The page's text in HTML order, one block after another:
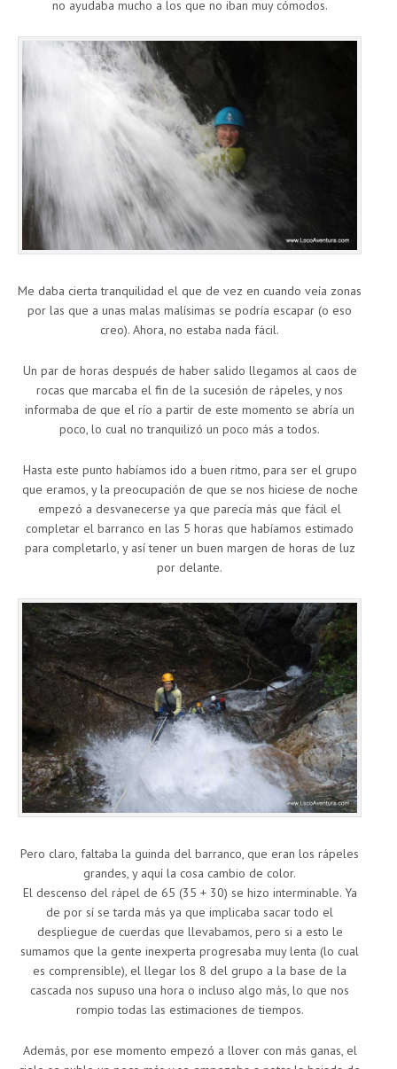
no ayudaba mucho a los que no iban muy cómodos.
Me daba cierta tranquilidad el que de vez en cuando veía zonas
por las que a unas malas malísimas se podría escapar (o eso
creo). Ahora, no estaba nada fácil.
Un par de horas después de haber salido llegamos al caos de
rocas que marcaba el fin de la sucesión de rápeles, y nos
informaba de que el río a partir de este momento se abría un
poco, lo cual no tranquilizó un poco más a todos.
Hasta este punto habíamos ido a buen ritmo, para ser el grupo
que eramos, y la preocupación de que se nos hiciese de noche
empezó a desvanecerse ya que parecía más que fácil el
completar el barranco en las 5 horas que habíamos estimado
para completarlo, y así tener un buen margen de horas de luz
por delante.
Pero claro, faltaba la guinda del barranco, que eran los rápeles
grandes, y aquí la cosa cambio de color.
El descenso del rápel de 65 (35 + 30) se hizo interminable. Ya
de por sí se tarda más ya que implicaba sacar todo el
despliegue de cuerdas que llevabamos, pero si a esto le
sumamos que la gente inexperta progresaba muy lenta (lo cual
es comprensible), el llegar los 8 del grupo a la base de la
cascada nos supuso una hora o incluso algo más, lo que nos
rompio todas las estimaciones de tiempos.
Además, por ese momento empezó a llover con más ganas, el